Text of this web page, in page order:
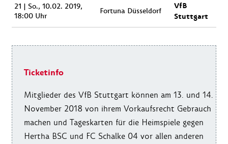
21 | So., 10.02. 2019,
18:00 Uhr
Fortuna Düsseldorf
VfB
Stuttgart
Ticketinfo
Mitglieder des VfB Stuttgart können am 13. und 14.
November 2018 von ihrem Vorkaufsrecht Gebrauch
machen und Tageskarten für die Heimspiele gegen
Hertha BSC und FC Schalke 04 vor allen anderen